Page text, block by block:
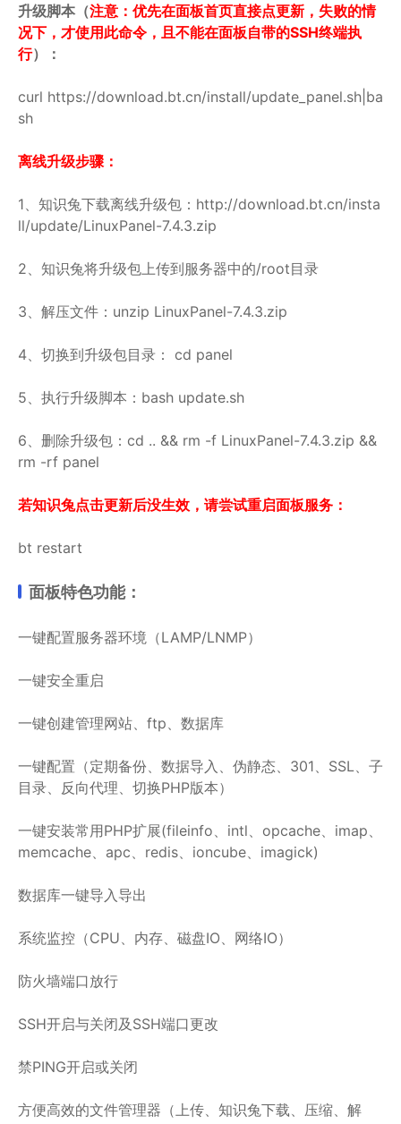
升级脚本（注意：优先在面板首页直接点更新，失败的情
况下，才使用此命令，且不能在面板自带的SSH终端执
行）：
curl https://download.bt.cn/install/update_panel.sh|ba
sh
离线升级步骤：
1、知识兔下载离线升级包：http://download.bt.cn/insta
ll/update/LinuxPanel-7.4.3.zip
2、知识兔将升级包上传到服务器中的/root目录
3、解压文件：unzip LinuxPanel-7.4.3.zip
4、切换到升级包目录： cd panel
5、执行升级脚本：bash update.sh
6、删除升级包：cd .. && rm -f LinuxPanel-7.4.3.zip &&
rm -rf panel
若知识兔点击更新后没生效，请尝试重启面板服务：
bt restart
面板特色功能：
一键配置服务器环境（LAMP/LNMP）
一键安全重启
一键创建管理网站、ftp、数据库
一键配置（定期备份、数据导入、伪静态、301、SSL、子
目录、反向代理、切换PHP版本）
一键安装常用PHP扩展(fileinfo、intl、opcache、imap、
memcache、apc、redis、ioncube、imagick)
数据库一键导入导出
系统监控（CPU、内存、磁盘IO、网络IO）
防火墙端口放行
SSH开启与关闭及SSH端口更改
禁PING开启或关闭
方便高效的文件管理器（上传、知识兔下载、压缩、解